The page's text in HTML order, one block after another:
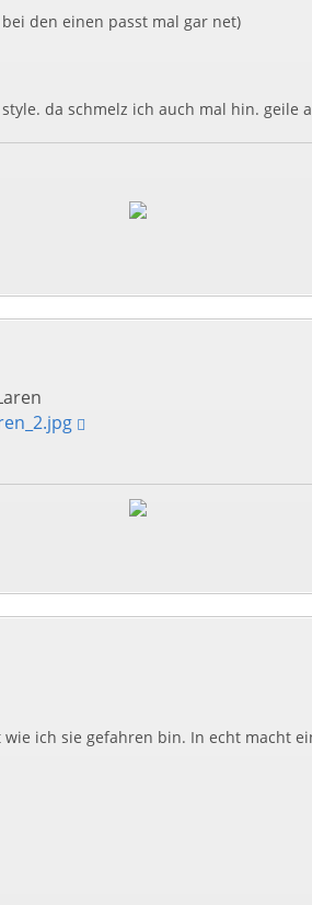
den einen passt mal gar net)
da schmelz ich auch mal hin. geile
ich sie gefahren bin. In echt macht